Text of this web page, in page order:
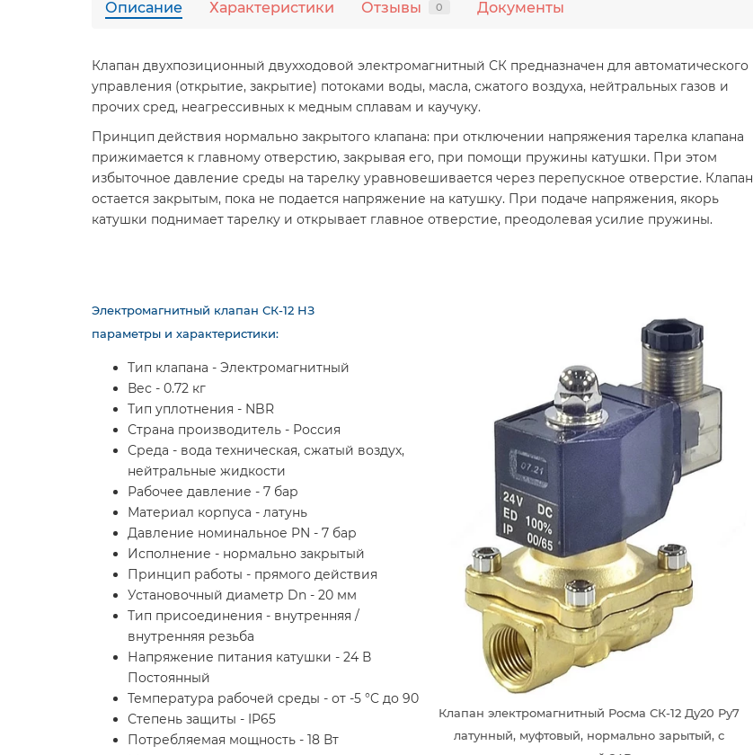
Описание Характеристики Отзывы 0 Документы
Клапан двухпозиционный двухходовой электромагнитный СК предназначен для автоматического
управления (открытие, закрытие) потоками воды, масла, сжатого воздуха, нейтральных газов и
прочих сред, неагрессивных к медным сплавам и каучуку.
Принцип действия нормально закрытого клапана: при отключении напряжения тарелка клапана
прижимается к главному отверстию, закрывая его, при помощи пружины катушки. При этом
избыточное давление среды на тарелку уравновешивается через перепускное отверстие. Клапан
остается закрытым, пока не подается напряжение на катушку. При подаче напряжения, якорь
катушки поднимает тарелку и открывает главное отверстие, преодолевая усилие пружины.
Электромагнитный клапан СК-12 НЗ
параметры и характеристики:
Тип клапана - Электромагнитный
Вес - 0.72 кг
Тип уплотнения - NBR
Страна производитель - Россия
Среда - вода техническая, сжатый воздух,
нейтральные жидкости
Рабочее давление - 7 бар
Материал корпуса - латунь
Давление номинальное PN - 7 бар
Исполнение - нормально закрытый
Принцип работы - прямого действия
Установочный диаметр Dn - 20 мм
Тип присоединения - внутренняя /
внутренняя резьба
Напряжение питания катушки - 24 В
Постоянный
Температура рабочей среды - от -5 °C до 90
Степень защиты - IP65
Потребляемая мощность - 18 Вт
Клапан электромагнитный Росма СК-12 Ду20 Ру7
латунный, муфтовый, нормально зарытый, с